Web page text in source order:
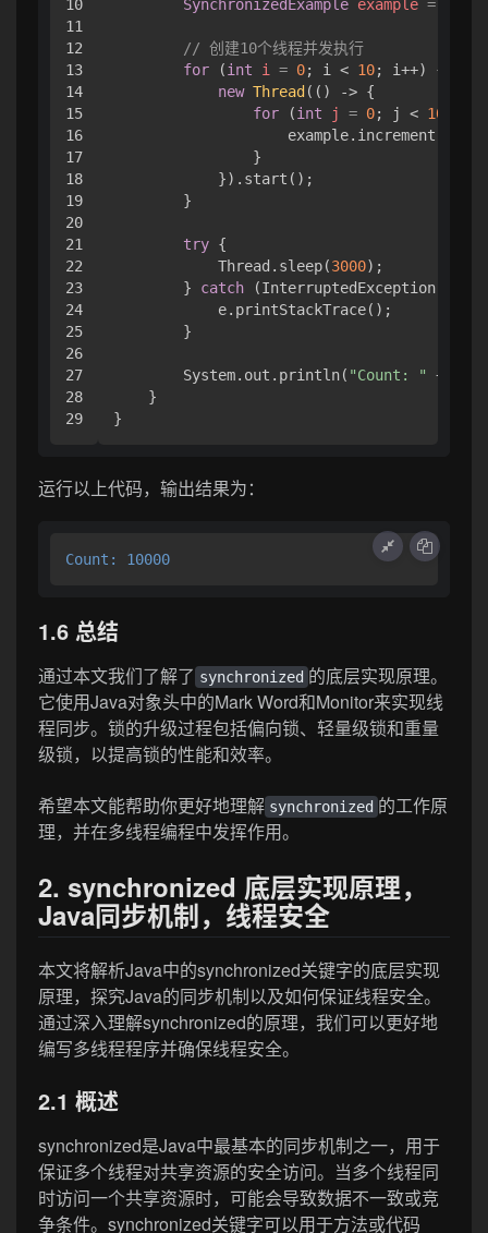
10
11
12
13
14
15
16
17
18
19
20
21
22
23
24
25
26
27
28
SynchronizedExample example =
// 创建10个线程并发执行
for (int i = 0; i < 10; i++) {
new Thread(() -> {
for (int j = 0; j < 1000
                    example.increment();
                }
            }).start();
        }
try {
            Thread.sleep(
3000);
        }
catch (InterruptedException e) {
            e.printStackTrace();
        }
        System.out.println(
"Count: "
+
    }
运行以上代码，输出结果为：
Count: 10000
1.6 总结
通过本文我们了解了 synchronized 的底层实现原理。
它使用Java对象头中的Mark Word和Monitor来实现线
程同步。锁的升级过程包括偏向锁、轻量级锁和重量
级锁，以提高锁的性能和效率。
希望本文能帮助你更好地理解 synchronized 的工作原
理，并在多线程编程中发挥作用。
2. synchronized 底层实现原理，
Java同步机制，线程安全
本文将解析Java中的synchronized关键字的底层实现
原理，探究Java的同步机制以及如何保证线程安全。
通过深入理解synchronized的原理，我们可以更好地
编写多线程程序并确保线程安全。
2.1 概述
synchronized是Java中最基本的同步机制之一，用于
保证多个线程对共享资源的安全访问。当多个线程同
时访问一个共享资源时，可能会导致数据不一致或竞
争条件。synchronized关键字可以用于方法或代码